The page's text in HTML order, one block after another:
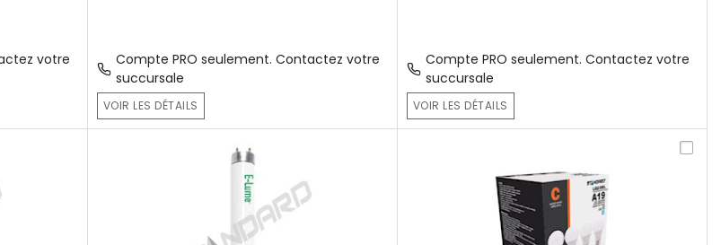
votre
Compte PRO seulement. Contactez votre
succursale
VOIR LES DÉTAILS
Compte PRO seulement. Contactez votre
succursale
VOIR LES DÉTAILS